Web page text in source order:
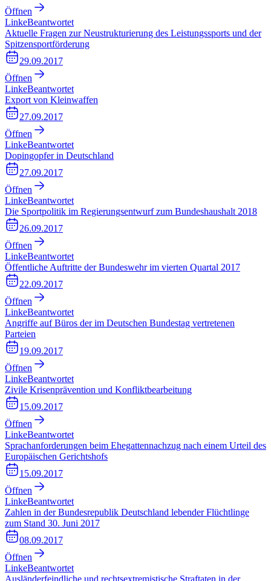
Öffnen
LinkeBeantwortet
Aktuelle Fragen zur Neustrukturierung des Leistungssports und der
Spitzensportförderung
29.09.2017
Öffnen
LinkeBeantwortet
Export von Kleinwaffen
27.09.2017
Öffnen
LinkeBeantwortet
Dopingopfer in Deutschland
27.09.2017
Öffnen
LinkeBeantwortet
Die Sportpolitik im Regierungsentwurf zum Bundeshaushalt 2018
26.09.2017
Öffnen
LinkeBeantwortet
Öffentliche Auftritte der Bundeswehr im vierten Quartal 2017
22.09.2017
Öffnen
LinkeBeantwortet
Angriffe auf Büros der im Deutschen Bundestag vertretenen
Parteien
19.09.2017
Öffnen
LinkeBeantwortet
Zivile Krisenprävention und Konfliktbearbeitung
15.09.2017
Öffnen
LinkeBeantwortet
Sprachanforderungen beim Ehegattennachzug nach einem Urteil des
Europäischen Gerichtshofs
15.09.2017
Öffnen
LinkeBeantwortet
Zahlen in der Bundesrepublik Deutschland lebender Flüchtlinge
zum Stand 30. Juni 2017
08.09.2017
Öffnen
LinkeBeantwortet
Ausländerfeindliche und rechtsextremistische Straftaten in der